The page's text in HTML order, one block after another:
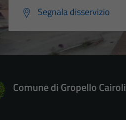
Segnala disservizio
Comune di Gropello Cairoli